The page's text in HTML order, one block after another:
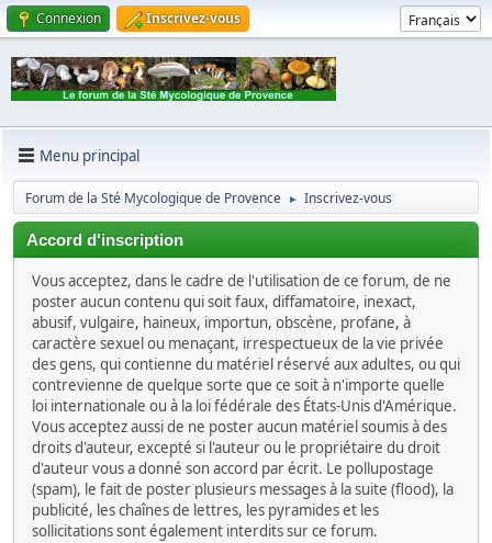
Connexion Inscrivez-vous
Menu principal
Forum de la Sté Mycologique de Provence ► Inscrivez-vous
Accord d'inscription
Vous acceptez, dans le cadre de l'utilisation de ce forum, de ne
poster aucun contenu qui soit faux, diffamatoire, inexact,
abusif, vulgaire, haineux, importun, obscène, profane, à
caractère sexuel ou menaçant, irrespectueux de la vie privée
des gens, qui contienne du matériel réservé aux adultes, ou qui
contrevienne de quelque sorte que ce soit à n'importe quelle
loi internationale ou à la loi fédérale des États-Unis d'Amérique.
Vous acceptez aussi de ne poster aucun matériel soumis à des
droits d'auteur, excepté si l'auteur ou le propriétaire du droit
d'auteur vous a donné son accord par écrit. Le pollupostage
(spam), le fait de poster plusieurs messages à la suite (flood), la
publicité, les chaînes de lettres, les pyramides et les
sollicitations sont également interdits sur ce forum.